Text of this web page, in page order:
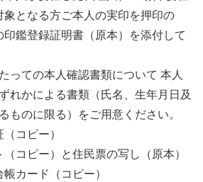
象となる方ご本人の実印を押印の
印鑑登録証明書（原本）を添付して
っての本人確認書類について 本人
れかによる書類（氏名、生年月日及
ものに限る）をご用意ください。
コピー）
（コピー）と住民票の写し（原本）
カード（コピー）